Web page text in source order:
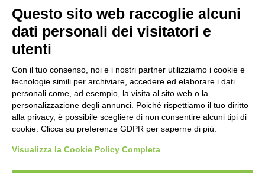
NEWSLETTER
Iscriviti alla nostra newsletter per rimanere sempre aggiornato
sulle novità del mondo HORECA e per ricevere offerte esclusive.
Acconsento al trattamento dei dati personali come specificato
nella nostra privacy policy.
Registrati
ISCRIVITI ALLA NEWSLETTER
Tutti i nuovi prodotti in anteprima e offerte esclusive.
Acconsento al trattamento dei dati personali come
Questo sito web raccoglie alcuni
dati personali dei visitatori e
utenti
Con il tuo consenso, noi e i nostri partner utilizziamo i cookie e
tecnologie simili per archiviare, accedere ed elaborare i dati
personali come, ad esempio, la visita al sito web o la
personalizzazione degli annunci. Poiché rispettiamo il tuo diritto
alla privacy, è possibile scegliere di non consentire alcuni tipi di
cookie. Clicca su preferenze GDPR per saperne di più.
Visualizza la Cookie Policy Completa